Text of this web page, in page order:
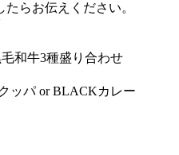
らお伝えください。
和牛3種盛り合わせ
ッパ or BLACKカレー